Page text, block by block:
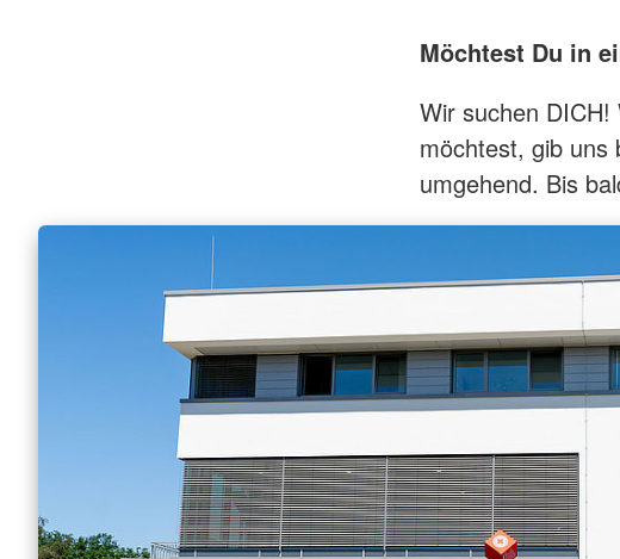
Möchtest Du in
Wir suchen
möchtest, gib uns
umgehend. Bis